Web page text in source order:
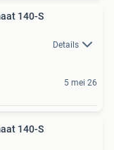
140-S
Details
5 mei 26
140-S